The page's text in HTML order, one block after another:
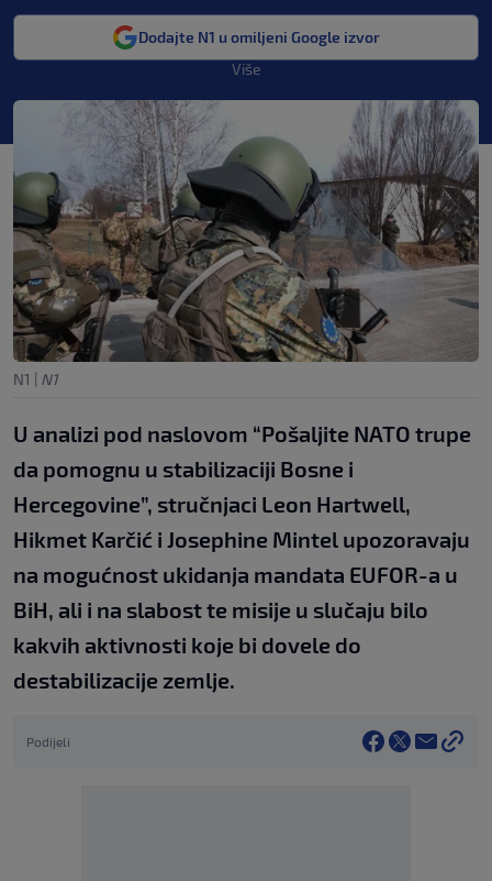
Dodajte N1 u omiljeni Google izvor
Više
N1 | N1
U analizi pod naslovom “Pošaljite NATO trupe
da pomognu u stabilizaciji Bosne i
Hercegovine”, stručnjaci Leon Hartwell,
Hikmet Karčić i Josephine Mintel upozoravaju
na mogućnost ukidanja mandata EUFOR-a u
BiH, ali i na slabost te misije u slučaju bilo
kakvih aktivnosti koje bi dovele do
destabilizacije zemlje.
Podijeli